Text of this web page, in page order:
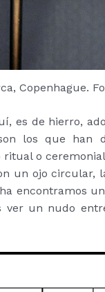
Copenhague.
es de hierro,
los que han
o
un ojo circular,
encontramos
ver un nudo